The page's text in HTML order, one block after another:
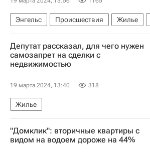
Энгельс Происшествия Жилье
Саратов
Следственный комитет России (СК РФ)
Депутат рассказал, для чего нужен
самозапрет на сделки с
недвижимостью
19 марта 2024, 13:40 318
Жилье
Госдума РФ
Единая Россия Сделки
"Домклик": вторичные квартиры с
видом на водоем дороже на 44%